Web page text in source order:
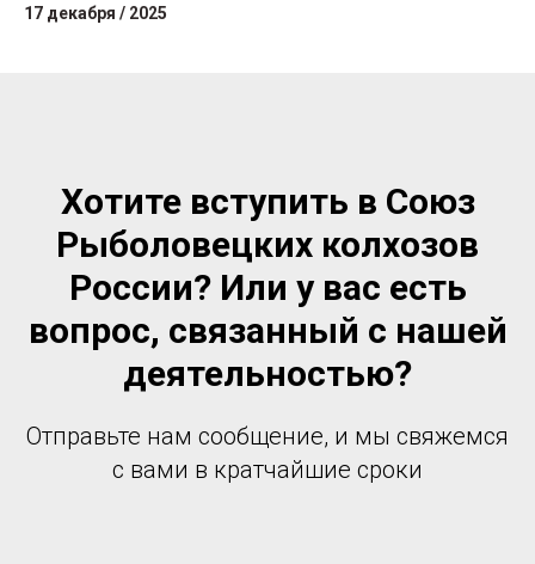
17 декабря / 2025
Хотите вступить в Союз
Рыболовецких колхозов
России? Или у вас есть
вопрос, связанный с нашей
деятельностью?
Отправьте нам сообщение, и мы свяжемся
с вами в кратчайшие сроки